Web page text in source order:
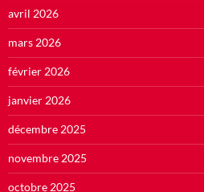
avril 2026
mars 2026
février 2026
janvier 2026
décembre 2025
novembre 2025
octobre 2025